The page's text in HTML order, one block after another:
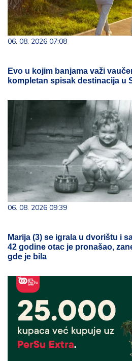
06. 08. 2026 07:08
Evo u kojim banjama važi
kompletan spisak destinacija u
06. 08. 2026 09:39
Marija (3) se igrala u dvorištu i
42 godine otac je pronašao,
gde je bila